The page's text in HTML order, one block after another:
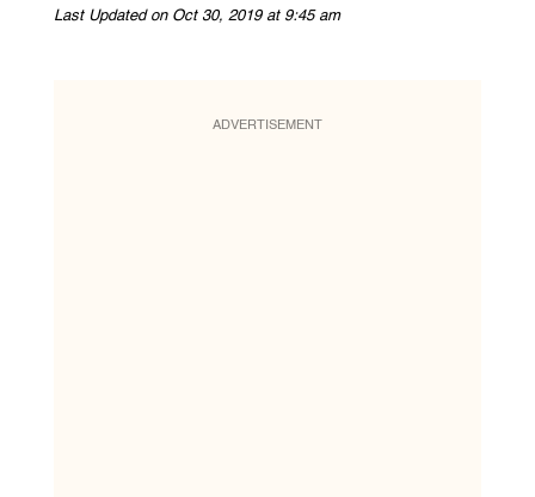
Last Updated on Oct 30, 2019 at 9:45 am
ADVERTISEMENT